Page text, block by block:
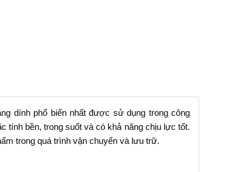
dính phổ biến nhất được sử dụng trong công
tính bền, trong suốt và có khả năng chịu lực tốt.
trong quá trình vận chuyển và lưu trữ.